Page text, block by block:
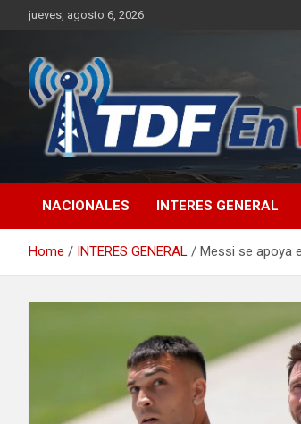
jueves, agosto 6, 2026
NACIONALES INTERES GENERAL
Home INTERES GENERAL Messi se apoya